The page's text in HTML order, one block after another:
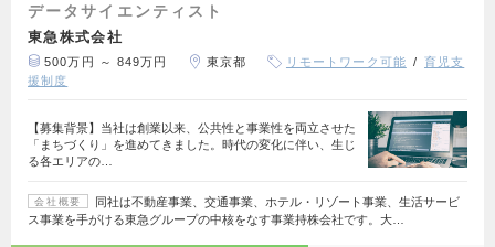
データサイエンティスト
東急株式会社
500万円 ～ 849万円 東京都 リモートワーク可能
育児支
援制度
【募集背景】当社は創業以来、公共性と事業性を両立させた
「まちづくり」を進めてきました。時代の変化に伴い、生じ
る各エリアの…
会社概要
同社は不動産事業、交通事業、ホテル・リゾート事業、生活サービ
ス事業を手がける東急グループの中核をなす事業持株会社です。大…